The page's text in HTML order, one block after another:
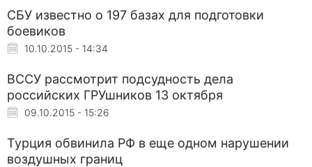
СБУ известно о 197 базах для подготовки
боевиков
10.10.2015 - 14:34
ВССУ рассмотрит подсудность дела
российских ГРУшников 13 октября
09.10.2015 - 15:26
Турция обвинила РФ в еще одном нарушении
воздушных границ